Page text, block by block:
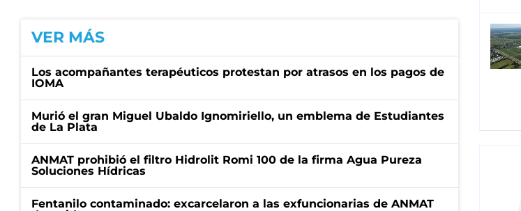
VER MÁS
Los acompañantes terapéuticos protestan por atrasos en los pagos de
IOMA
Murió el gran Miguel Ubaldo Ignomiriello, un emblema de Estudiantes
de La Plata
ANMAT prohibió el filtro Hidrolit Romi 100 de la firma Agua Pureza
Soluciones Hídricas
Fentanilo contaminado: excarcelaron a las exfuncionarias de ANMAT